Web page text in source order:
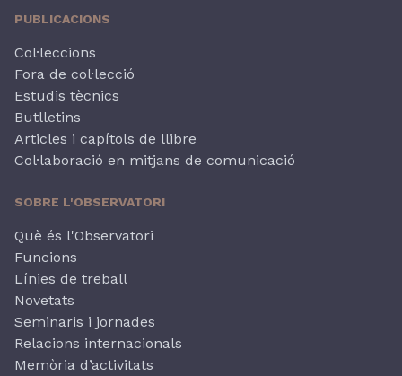
PUBLICACIONS
Col·leccions
Fora de col·lecció
Estudis tècnics
Butlletins
Articles i capítols de llibre
Col·laboració en mitjans de comunicació
SOBRE L'OBSERVATORI
Què és l'Observatori
Funcions
Línies de treball
Novetats
Seminaris i jornades
Relacions internacionals
Memòria d’activitats